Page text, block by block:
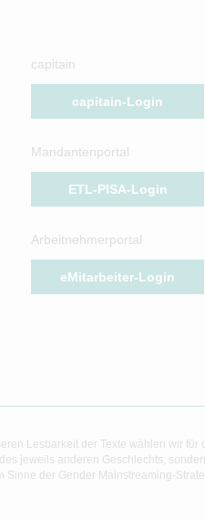
capitain
capitain-Login
Mandantenportal
ETL-PISA-Login
Arbeitnehmerportal
eMitarbeiter-Login
Lesbarkeit der Texte wählen wir
jeweils anderen Geschlechts,
der Gender Mainstreaming-